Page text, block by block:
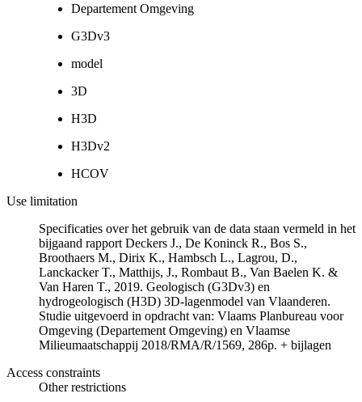
Departement Omgeving
G3Dv3
model
3D
H3D
H3Dv2
HCOV
Use limitation
Specificaties over het gebruik van de data staan vermeld in het
bijgaand rapport Deckers J., De Koninck R., Bos S.,
Broothaers M., Dirix K., Hambsch L., Lagrou, D.,
Lanckacker T., Matthijs, J., Rombaut B., Van Baelen K. &
Van Haren T., 2019. Geologisch (G3Dv3) en
hydrogeologisch (H3D) 3D-lagenmodel van Vlaanderen.
Studie uitgevoerd in opdracht van: Vlaams Planbureau voor
Omgeving (Departement Omgeving) en Vlaamse
Milieumaatschappij 2018/RMA/R/1569, 286p. + bijlagen
Access constraints
Other restrictions